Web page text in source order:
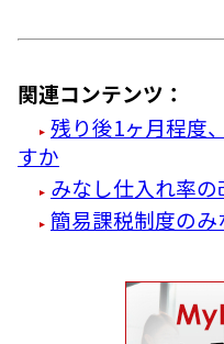
関連コンテンツ：
残り後1ヶ月程度
すか
みなし仕入れ率
簡易課税制度の